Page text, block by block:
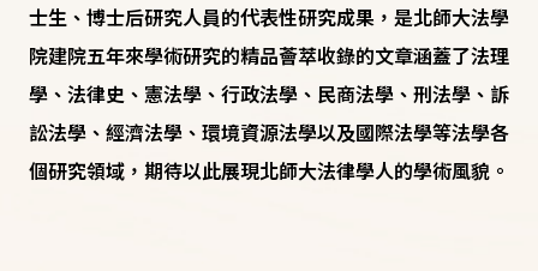
士生、博士后研究人員的代表性研究成果，是北師大法學
院建院五年來學術研究的精品薈萃收錄的文章涵蓋了法理
學、法律史、憲法學、行政法學、民商法學、刑法學、訴
訟法學、經濟法學、環境資源法學以及國際法學等法學各
個研究領域，期待以此展現北師大法律學人的學術風貌。